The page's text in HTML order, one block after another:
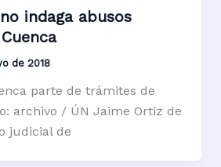
indaga abusos
de 2018
parte de trámites de
archivo / ÚN Jaime Ortiz de
judicial de